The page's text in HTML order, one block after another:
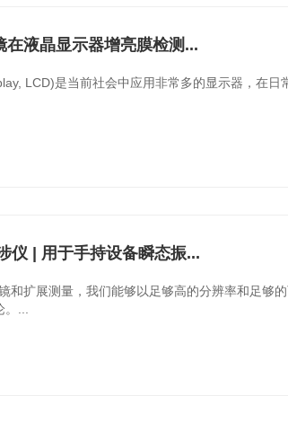
液晶显示器增亮膜检测...
LCD)是当前社会中应用非常多的显示器，在日
仪 | 用于手持设备瞬态振...
和扩展测量，我们能够以足够高的分辨率和足够
...